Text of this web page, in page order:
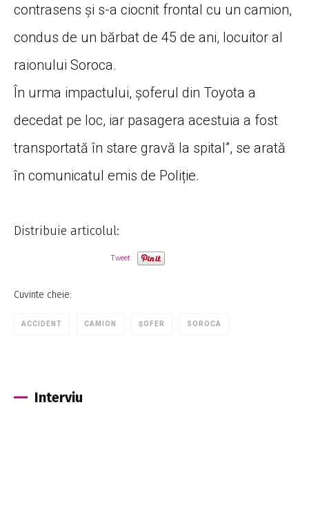
contrasens și s-a ciocnit frontal cu un camion,
condus de un bărbat de 45 de ani, locuitor al
raionului Soroca.
În urma impactului, șoferul din Toyota a
decedat pe loc, iar pasagera acestuia a fost
transportată în stare gravă la spital”, se arată
în comunicatul emis de Poliție.
Distribuie articolul:
Tweet
Cuvinte cheie:
ACCIDENT CAMION ȘOFER SOROCA
Interviu